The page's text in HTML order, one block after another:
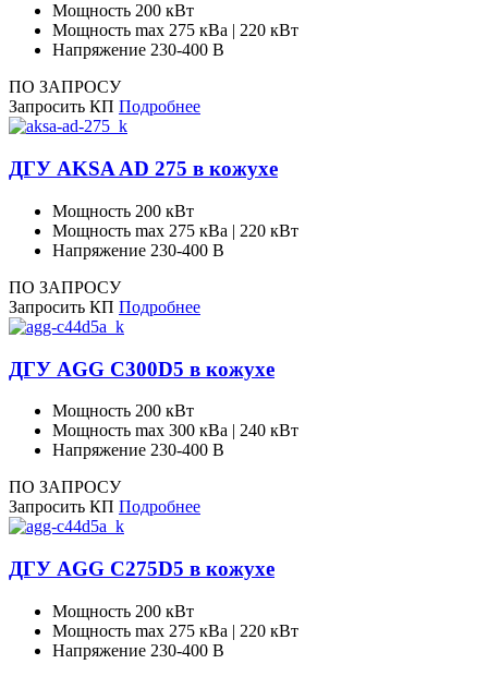
Мощность 200 кВт
Мощность max 275 кВа | 220 кВт
Напряжение 230-400 В
ПО ЗАПРОСУ
Запросить КП Подробнее
ДГУ AKSA AD 275 в кожухе
Мощность 200 кВт
Мощность max 275 кВа | 220 кВт
Напряжение 230-400 В
ПО ЗАПРОСУ
Запросить КП Подробнее
ДГУ AGG C300D5 в кожухе
Мощность 200 кВт
Мощность max 300 кВа | 240 кВт
Напряжение 230-400 В
ПО ЗАПРОСУ
Запросить КП Подробнее
ДГУ AGG C275D5 в кожухе
Мощность 200 кВт
Мощность max 275 кВа | 220 кВт
Напряжение 230-400 В